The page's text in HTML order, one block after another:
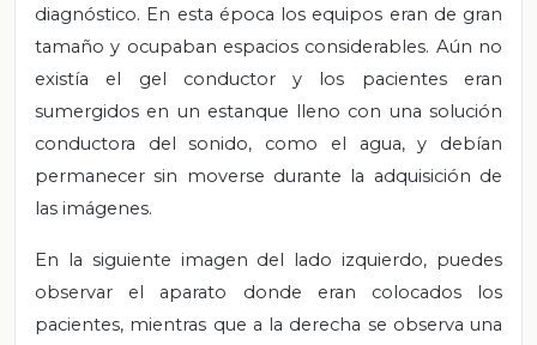
diagnóstico. En esta época los equipos eran de gran
tamaño y ocupaban espacios considerables. Aún no
existía el gel conductor y los pacientes eran
sumergidos en un estanque lleno con una solución
conductora del sonido, como el agua, y debían
permanecer sin moverse durante la adquisición de
las imágenes.
En la siguiente imagen del lado izquierdo, puedes
observar el aparato donde eran colocados los
pacientes, mientras que a la derecha se observa una